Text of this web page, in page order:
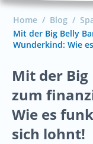
Home / Blog /
Mit der Big Belly
Wunderkind: Wie
Mit der Big
zum
Wie es
sich lohnt!